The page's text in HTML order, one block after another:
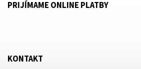
PRIJÍMAME ONLINE PLATBY
KONTAKT